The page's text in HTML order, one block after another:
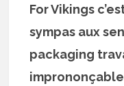
For Vikings
sympas aux
packaging